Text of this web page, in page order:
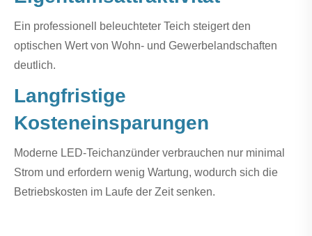
Ein professionell beleuchteter Teich steigert den
optischen Wert von Wohn- und Gewerbelandschaften
deutlich.
Langfristige
Kosteneinsparungen
Moderne LED-Teichanzünder verbrauchen nur minimal
Strom und erfordern wenig Wartung, wodurch sich die
Betriebskosten im Laufe der Zeit senken.